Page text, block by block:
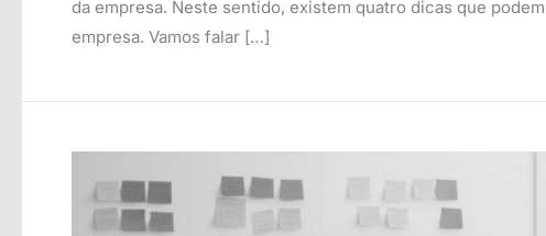
da empresa. Neste sentido, existem quatro dicas que
empresa. Vamos falar […]